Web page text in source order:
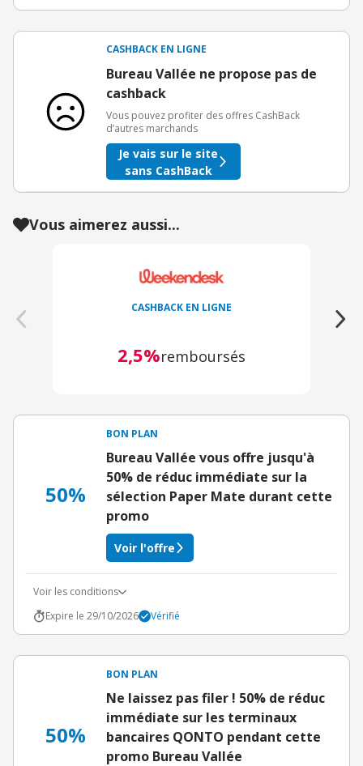
3€ de bienvenue crédités immédiatement + 1€ supplémentaire
Offre réservée à une toute première inscription chez eBuyClub.
CASHBACK EN LIGNE
Bureau Vallée ne propose pas de
cashback
Vous pouvez profiter des offres CashBack
d’autres marchands
Je vais sur le site
sans CashBack
Vous aimerez aussi...
CASHBACK EN LIGNE
2,5%remboursés
50%
BON PLAN
Bureau Vallée vous offre jusqu'à
50% de réduc immédiate sur la
sélection Paper Mate durant cette
promo
Voir l'offre
Voir les conditions
Expire le 29/10/2026
Vérifié
50%
BON PLAN
Ne laissez pas filer ! 50% de réduc
immédiate sur les terminaux
bancaires QONTO pendant cette
promo Bureau Vallée